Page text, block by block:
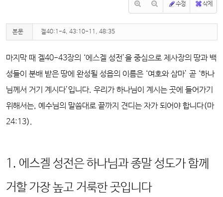
수정 삭제
본문 겔40:1-4, 43:10-11, 48:35
마지막 때 겔40-43장의 ‘에스겔 성전’을 중심으로 제사장의 땅과 백
성들이 분배 받은 땅에 완성될 성읍의 이름은 ‘여호와 삼마’ 곧 ‘하나
님께서 거기 계시다’입니다. 우리가 하나님이 계시는 곳에 들어가기
위해서는, 예수님의 말씀대로 끝까지 견디는 자가 되어야 합니다(마
24:13).
1. 에스겔 성전은 하나님과 종말 성도가 함께
거할 가장 높고 거룩한 곳입니다